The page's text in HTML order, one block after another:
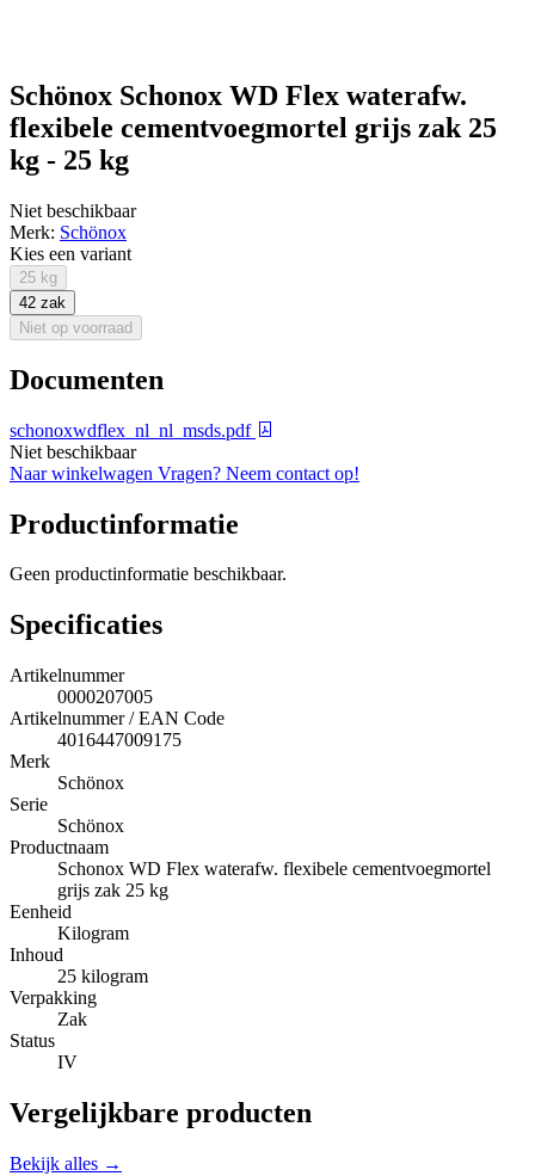
Schönox Schonox WD Flex waterafw.
flexibele cementvoegmortel grijs zak 25
kg - 25 kg
Niet beschikbaar
Merk: Schönox
Kies een variant
25 kg
42 zak
Niet op voorraad
Documenten
schonoxwdflex_nl_nl_msds.pdf
Niet beschikbaar
Naar winkelwagen Vragen? Neem contact op!
Productinformatie
Geen productinformatie beschikbaar.
Specificaties
Artikelnummer
0000207005
Artikelnummer / EAN Code
4016447009175
Merk
Schönox
Serie
Schönox
Productnaam
Schonox WD Flex waterafw. flexibele cementvoegmortel
grijs zak 25 kg
Eenheid
Kilogram
Inhoud
25 kilogram
Verpakking
Zak
Status
IV
Vergelijkbare producten
Bekijk alles →